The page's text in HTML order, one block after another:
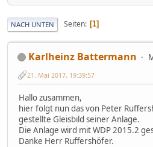
NACH UNTEN Seiten 1
Karlheinz Battermann
21. Mai 2017, 19:39:57
Hallo zusammen,
hier folgt nun das von Peter
gestellte Gleisbild seiner Anlage.
Die Anlage wird mit WDP 2015.2
Danke Herr Ruffershöfer.